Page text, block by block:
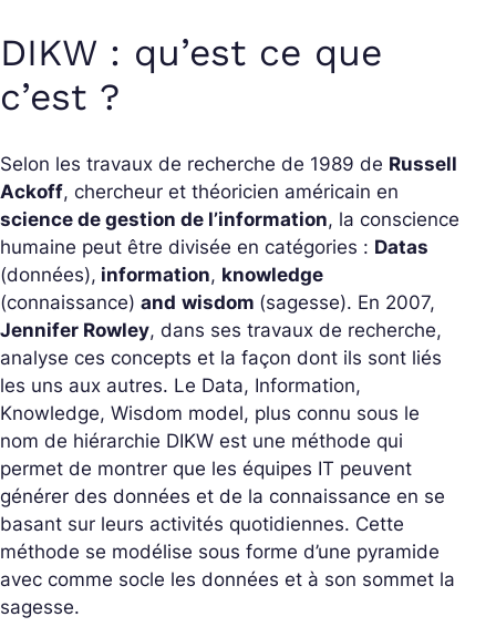
DIKW : qu’est ce que
c’est ?
Selon les travaux de recherche de 1989 de Russell
Ackoff, chercheur et théoricien américain en
science de gestion de l’information, la conscience
humaine peut être divisée en catégories : Datas
(données), information, knowledge
(connaissance) and wisdom (sagesse). En 2007,
Jennifer Rowley, dans ses travaux de recherche,
analyse ces concepts et la façon dont ils sont liés
les uns aux autres. Le Data, Information,
Knowledge, Wisdom model, plus connu sous le
nom de hiérarchie DIKW est une méthode qui
permet de montrer que les équipes IT peuvent
générer des données et de la connaissance en se
basant sur leurs activités quotidiennes. Cette
méthode se modélise sous forme d’une pyramide
avec comme socle les données et à son sommet la
sagesse.